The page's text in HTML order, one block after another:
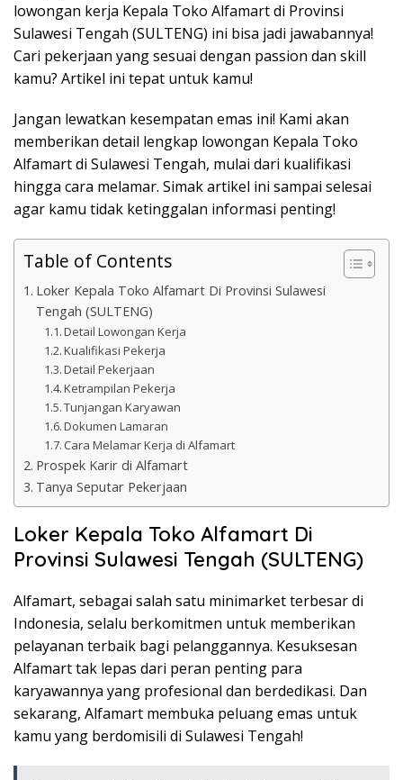
lowongan kerja Kepala Toko Alfamart di Provinsi
Sulawesi Tengah (SULTENG) ini bisa jadi jawabannya!
Cari pekerjaan yang sesuai dengan passion dan skill
kamu? Artikel ini tepat untuk kamu!
Jangan lewatkan kesempatan emas ini! Kami akan
memberikan detail lengkap lowongan Kepala Toko
Alfamart di Sulawesi Tengah, mulai dari kualifikasi
hingga cara melamar. Simak artikel ini sampai selesai
agar kamu tidak ketinggalan informasi penting!
Table of Contents
Loker Kepala Toko Alfamart Di Provinsi Sulawesi
Tengah (SULTENG)
Detail Lowongan Kerja
Kualifikasi Pekerja
Detail Pekerjaan
Ketrampilan Pekerja
Tunjangan Karyawan
Dokumen Lamaran
Cara Melamar Kerja di Alfamart
Prospek Karir di Alfamart
Tanya Seputar Pekerjaan
Loker Kepala Toko Alfamart Di
Provinsi Sulawesi Tengah (SULTENG)
Alfamart, sebagai salah satu minimarket terbesar di
Indonesia, selalu berkomitmen untuk memberikan
pelayanan terbaik bagi pelanggannya. Kesuksesan
Alfamart tak lepas dari peran penting para
karyawannya yang profesional dan berdedikasi. Dan
sekarang, Alfamart membuka peluang emas untuk
kamu yang berdomisili di Sulawesi Tengah!